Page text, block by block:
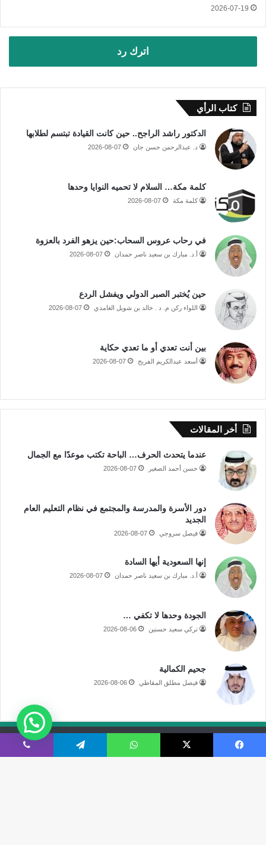
2026-07-19
اترك رد
كتاب الرأي
الدكتور راشد الراجح.. حين كانت القيادة تبتسم لطلابها
د. عبدالرحمن حسن جان 2026-08-07
كلمة مكة… السلام لا تحميه النوايا وحدها
كلمة مكة 2026-08-07
في رحاب عروس السحاب:حين يزهو الفرد بالعزوة
أ.د. مبارك بن سعيد ناصر حمدان 2026-08-07
حين يُختبر الصبر الدولي ويفشل الردع
اللواء ركن م. د . خالد بن شويل الغامدي 2026-08-07
بين أنت تعدي أو ما تعدي حكاية
أسعد عبدالكريم الفريح 2026-08-07
أخر المقالات
عندما يتحدث الحرف… الباحة تكتب موعدًا مع الجمال
حسن أحمد الصغير 2026-08-07
دور الأسرة والمدرسة والمجتمع في نظام التعليم العام
الجديد
فيصل سروجي 2026-08-07
إنها السعودية أيها السادة
أ.د. مبارك بن سعيد ناصر حمدان 2026-08-07
الجودة وحدها لا تكفي …
تركي سعيد حسنين 2026-08-06
جحيم الكمالية
فيصل مطلق المقاطي 2026-08-06
جميع الحقوق محفوظة لموقع صحيفة مكة الإلكترونية
فيسبوك ‫X واتساب تيلقرام ڤايبر